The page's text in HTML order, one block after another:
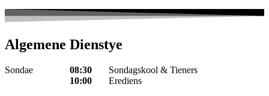
Algemene Dienstye
Sondae
08:30
10:00
Sondagskool & Tieners
Erediens